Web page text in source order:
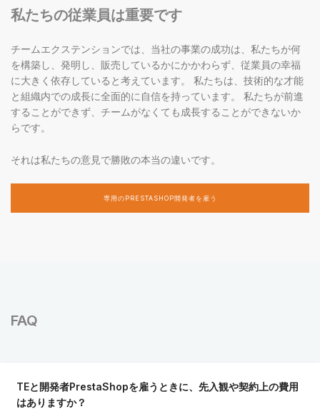
私たちの従業員は重要です
チームエクステンションでは、当社の事業の成功は、私たちが何
を構築し、発明し、販売しているかにかかわらず、従業員の幸福
に大きく依存していると考えています。 私たちは、技術的な才能
と組織内での成長に全面的に自信を持っています。 私たちが前進
することができず、チームがなくても成長することができないか
らです。
それは私たちの意見で勝敗の本当の違いです。
専用のPRESTASHOP開発者を雇う
FAQ
TEと開発者PrestaShopを雇うときに、先入観や契約上の費用
はありますか？